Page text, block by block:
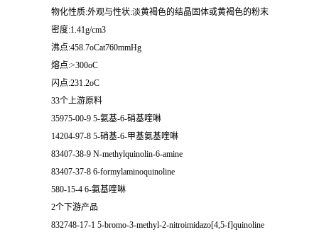
物化性质:外观与性状:淡黄褐色的结晶固体或黄褐色的粉末
密度:1.41g/cm3
沸点:458.7oCat760mmHg
熔点:>300oC
闪点:231.2oC
33个上游原料
35975-00-9 5-氨基-6-硝基喹啉
14204-97-8 5-硝基-6-甲基氨基喹啉
83407-38-9 N-methylquinolin-6-amine
83407-37-8 6-formylaminoquinoline
580-15-4 6-氨基喹啉
2个下游产品
832748-17-1 5-bromo-3-methyl-2-nitroimidazo[4,5-f]quinoline